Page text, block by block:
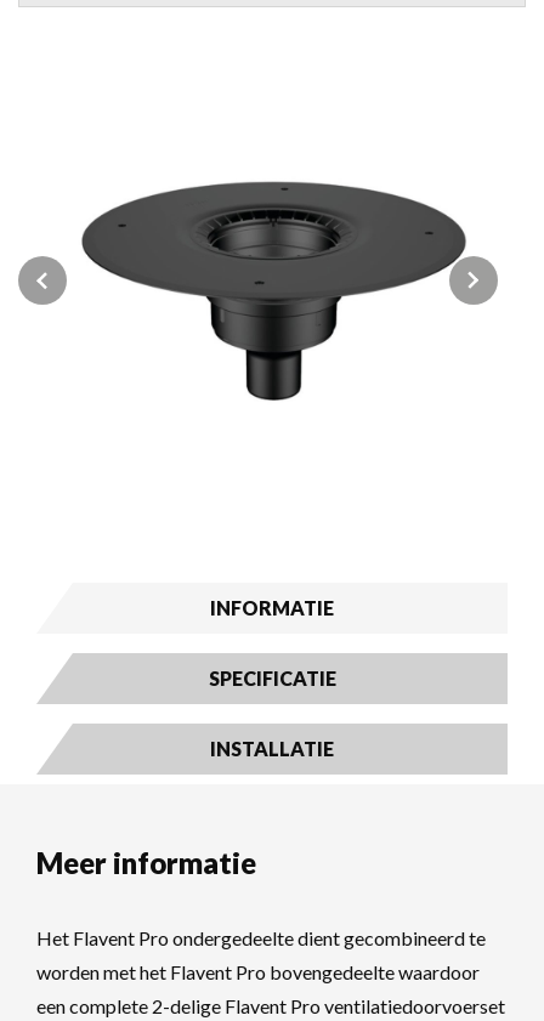
Previous Next
INFORMATIE
SPECIFICATIE
INSTALLATIE
Meer informatie
Het Flavent Pro ondergedeelte dient gecombineerd te
worden met het Flavent Pro bovengedeelte waardoor
een complete 2-delige Flavent Pro ventilatiedoorvoerset